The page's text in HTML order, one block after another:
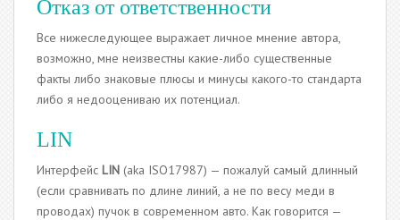
Отказ от ответственности
Все нижеследующее выражает личное мнение автора,
возможно, мне неизвестны какие-либо существенные
факты либо знаковые плюсы и минусы какого-то стандарта
либо я недооцениваю их потенциал.
LIN
Интерфейс LIN (aka ISO17987) — пожалуй самый длинный
(если сравнивать по длине линий, а не по весу меди в
проводах) пучок в современном авто. Как говорится —